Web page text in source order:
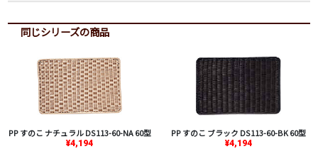
同じシリーズの商品
PP すのこ ナチュラル DS113-60-NA 60型
¥4,194
PP すのこ ブラック DS113-60-BK 60型
¥4,194